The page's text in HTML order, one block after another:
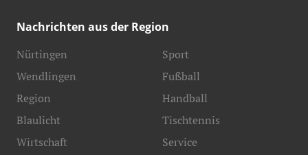
Nachrichten aus der Region
Nürtingen
Wendlingen
Region
Blaulicht
Sport
Fußball
Handball
Tischtennis
Wirtschaft
Service